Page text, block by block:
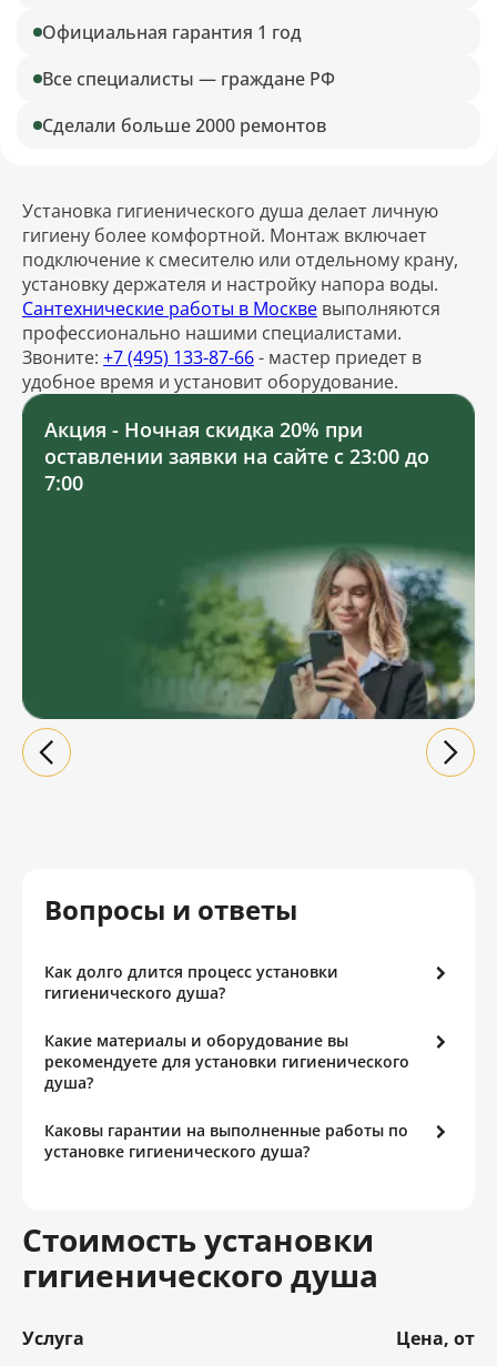
Официальная гарантия 1 год
Все специалисты — граждане РФ
Сделали больше 2000 ремонтов
Установка гигиенического душа делает личную
гигиену более комфортной. Монтаж включает
подключение к смесителю или отдельному крану,
установку держателя и настройку напора воды.
Сантехнические работы в Москве выполняются
профессионально нашими специалистами.
Звоните: +7 (495) 133-87-66- мастер приедет в
удобное время и установит оборудование.
Стоимость установки
гигиенического душа
Услуга Цена, от
Вопросы и ответы
Как долго длится процесс установки
гигиенического душа?
Какие материалы и оборудование вы
рекомендуете для установки гигиенического
душа?
Каковы гарантии на выполненные работы по
установке гигиенического душа?
Акция - Ночная скидка 20% при
оставлении заявки на сайте с 23:00 до
7:00